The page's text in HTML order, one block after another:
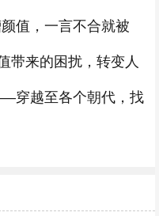
值，一言不合就被
带来的困扰，转变人
穿越至各个朝代，找